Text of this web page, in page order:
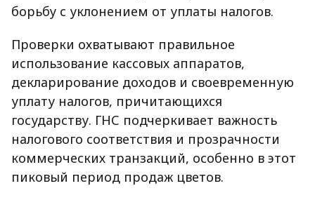
борьбу с уклонением от уплаты налогов.
Проверки охватывают правильное
использование кассовых аппаратов,
декларирование доходов и своевременную
уплату налогов, причитающихся
государству. ГНС подчеркивает важность
налогового соответствия и прозрачности
коммерческих транзакций, особенно в этот
пиковый период продаж цветов.